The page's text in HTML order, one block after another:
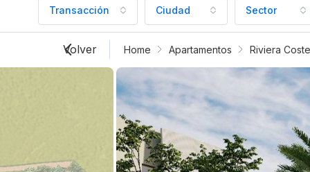
Transacción Ciudad Sector
Volver Home Apartamentos Riviera